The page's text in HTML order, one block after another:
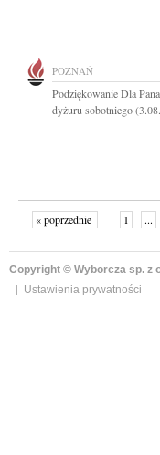
POZNAŃ
Podziękowanie Dla
dyżuru sobotniego
« poprzednie 1 ...
Copyright © Wyborcza sp. z
Ustawienia prywatności